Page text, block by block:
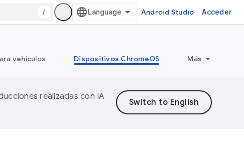
/ Android Studio Acceder
vehículos Dispositivos ChromeOS Más
realizadas con IA